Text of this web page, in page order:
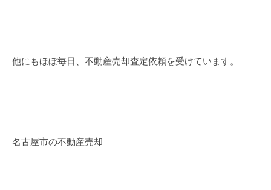
他にもほぼ毎日、不動産売却査定依頼を受けています。
名古屋市の不動産売却